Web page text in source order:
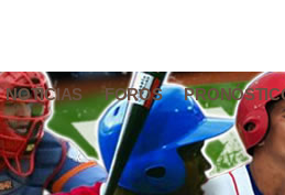
NOTICIAS FOROS